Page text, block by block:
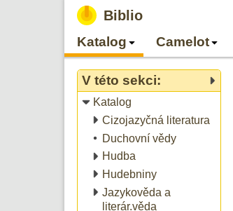
Biblio
Katalog Camelot
V této sekci:
Katalog
Cizojazyčná literatura
Duchovní vědy
Hudba
Hudebniny
Jazykověda a
literár.věda